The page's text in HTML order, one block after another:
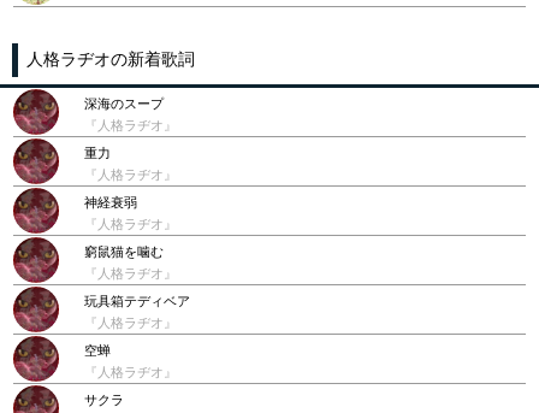
人格ラヂオの新着歌詞
深海のスープ
『人格ラヂオ』
重力
『人格ラヂオ』
神経衰弱
『人格ラヂオ』
窮鼠猫を噛む
『人格ラヂオ』
玩具箱テディベア
『人格ラヂオ』
空蝉
『人格ラヂオ』
サクラ